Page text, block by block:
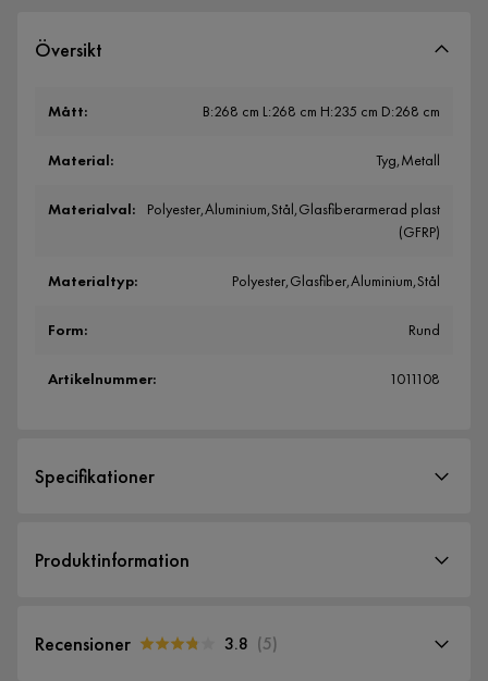
Översikt
Mått: B:268 cm L:268 cm H:235 cm D:268 cm
Material: Tyg,Metall
Materialval:
Polyester,Aluminium,Stål,Glasfiberarmerad plast
(GFRP)
Materialtyp: Polyester,Glasfiber,Aluminium,Stål
Form: Rund
Artikelnummer: 1011108
Specifikationer
Storlek
Produktinformation
sommarparasoll som ger din uteplats eller trädgård lite
Recensioner 3.8 (5)